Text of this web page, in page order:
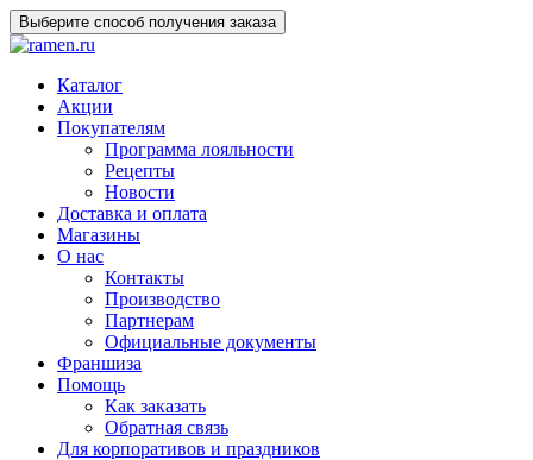
Выберите способ получения заказа
Каталог
Акции
Покупателям
Программа лояльности
Рецепты
Новости
Доставка и оплата
Магазины
О нас
Контакты
Производство
Партнерам
Официальные документы
Франшиза
Помощь
Как заказать
Обратная связь
Для корпоративов и праздников